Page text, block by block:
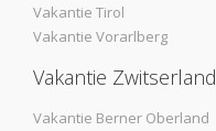
Vakantie Tirol
Vakantie Vorarlberg
Vakantie Zwitserland
Vakantie Berner Oberland